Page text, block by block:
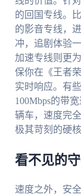
的回国专线。
的影音专线，
冲，追剧体验
加速专线则更
保你在《王者
实时响应。有
100Mbps的带
辆车，速度完
极其苛刻的硬
看不见的
速度之外，安